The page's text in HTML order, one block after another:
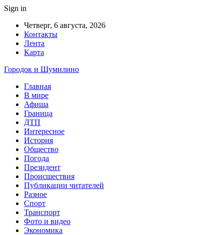
Sign in
Четверг, 6 августа, 2026
Контакты
Лента
Карта
Городок и Шумилино
Главная
В мире
Афиша
Граница
ДТП
Интересное
История
Общество
Погода
Президент
Происшествия
Публикации читателей
Разное
Спорт
Транспорт
Фото и видео
Экономика